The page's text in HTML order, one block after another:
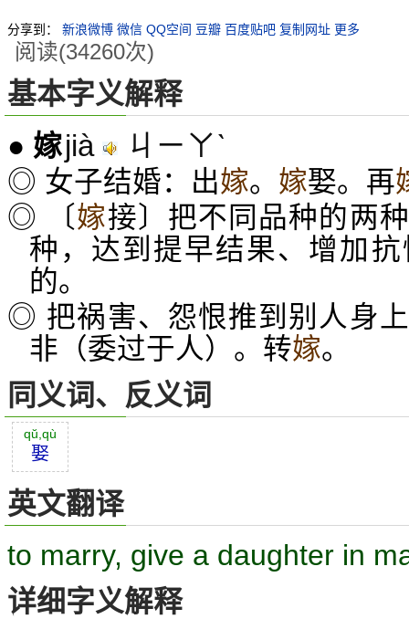
分享到： 新浪微博 微信 QQ空间 豆瓣 百度贴吧 复制网址 更多
阅读(34260次)
基本字义解释
● 嫁jià ㄐㄧㄚˋ
◎ 女子结婚：出嫁。 嫁娶。再
◎ 〔嫁接〕把不同品种的两
种，达到提早结果、增加
的。
◎ 把祸害、怨恨推到别人身
非（委过于人）。转嫁。
同义词、反义词
qŭ,qù
娶
英文翻译
to marry, give a daughter in
详细字义解释